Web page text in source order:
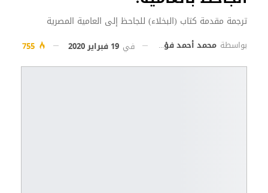
ترجمة مقدمة كتاب (البخلاء) للجاحظ إلى العامية المصرية
بواسطة محمد أحمد فؤاد في 19 فبراير 2020